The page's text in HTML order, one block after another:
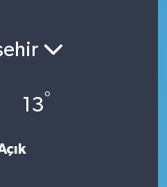
13°